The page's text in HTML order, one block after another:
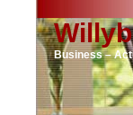
Business –